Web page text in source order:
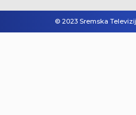
© 2023 Sremska